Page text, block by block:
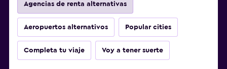
Agencias de renta alternativas
Aeropuertos alternativos Popular cities
Completa tu viaje Voy a tener suerte